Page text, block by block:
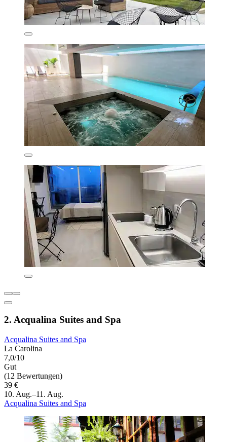
2. Acqualina Suites and Spa
Acqualina Suites and Spa
La Carolina
7,0/10
Gut
(12 Bewertungen)
39 €
10. Aug.–11. Aug.
Acqualina Suites and Spa